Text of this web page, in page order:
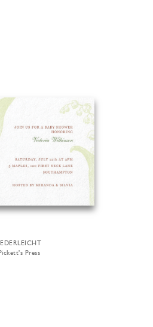
Press